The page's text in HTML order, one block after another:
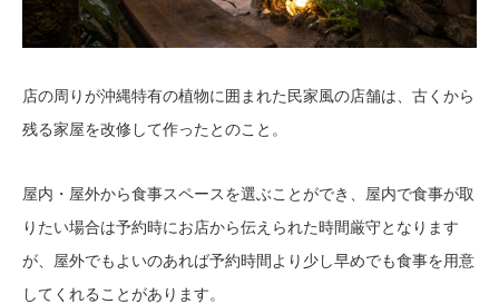
店の周りが沖縄特有の植物に囲まれた民家風の店舗は、古くから
残る家屋を改修して作ったとのこと。
屋内・屋外から食事スペースを選ぶことができ、屋内で食事が取
りたい場合は予約時にお店から伝えられた時間厳守となります
が、屋外でもよいのあれば予約時間より少し早めでも食事を用意
してくれることがあります。